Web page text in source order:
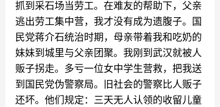
抓到采石场当劳工。在难友的帮助下，父亲
逃出劳工集中营，我才没有成为遗腹子。国
民党蒋介石统治时期，母亲带着我和吃奶的
妹妹到城里与父亲团聚。我刚到武汉就被人
贩子拐走。多亏一位女中学生营救，把我送
到国民党伪警察局。旧社会的警察比人贩子
还坏。他们规定：三天无人认领的收留儿童